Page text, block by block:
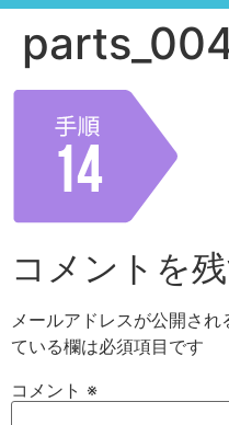
コメントを
メールアドレスが公開され
ている欄は必須項目です
コメント ※